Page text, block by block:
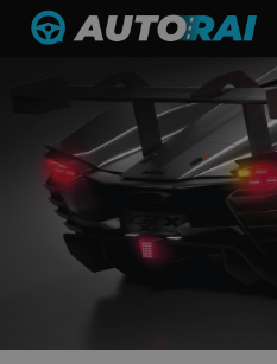
Autotests
Automerken
Adverteren
Contact
MotorRAI.nl